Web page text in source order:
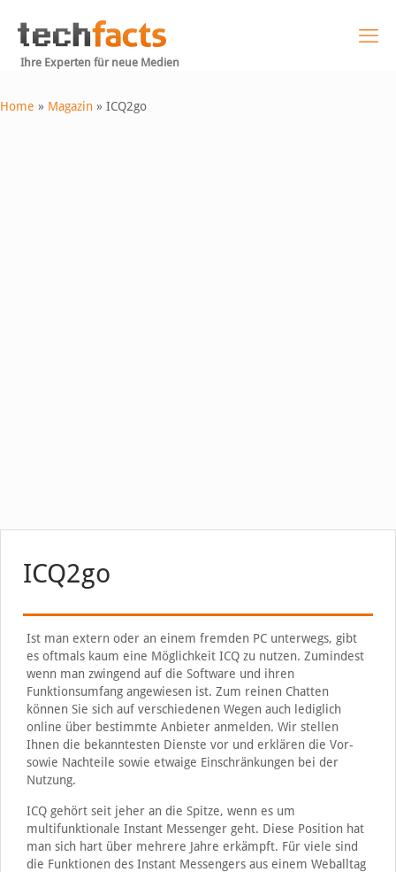
Ihre Experten für neue Medien
Home » Magazin » ICQ2go
ICQ2go
Ist man extern oder an einem fremden PC unterwegs, gibt
es oftmals kaum eine Möglichkeit ICQ zu nutzen. Zumindest
wenn man zwingend auf die Software und ihren
Funktionsumfang angewiesen ist. Zum reinen Chatten
können Sie sich auf verschiedenen Wegen auch lediglich
online über bestimmte Anbieter anmelden. Wir stellen
Ihnen die bekanntesten Dienste vor und erklären die Vor-
sowie Nachteile sowie etwaige Einschränkungen bei der
Nutzung.
ICQ gehört seit jeher an die Spitze, wenn es um
multifunktionale Instant Messenger geht. Diese Position hat
man sich hart über mehrere Jahre erkämpft. Für viele sind
die Funktionen des Instant Messengers aus einem Weballtag